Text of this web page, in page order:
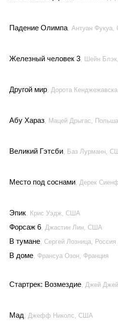
Падение Олимпа, Антуан
Железный человек 3, Шейн
Другой мир, Дорота
Абу Хараз, Мацей Дрыгас, Польша
Великий Гэтсби, Баз Лурманн,
Место под соснами, Дерек
Эпик, Крис Уэдж, США
Форсаж 6, Джастин Лин, США
В тумане, Сергей Лозница,
В доме, Франсуа Озон, Франция
Стартрек: Возмездие, Джей
Мад, Джефф Николс, США